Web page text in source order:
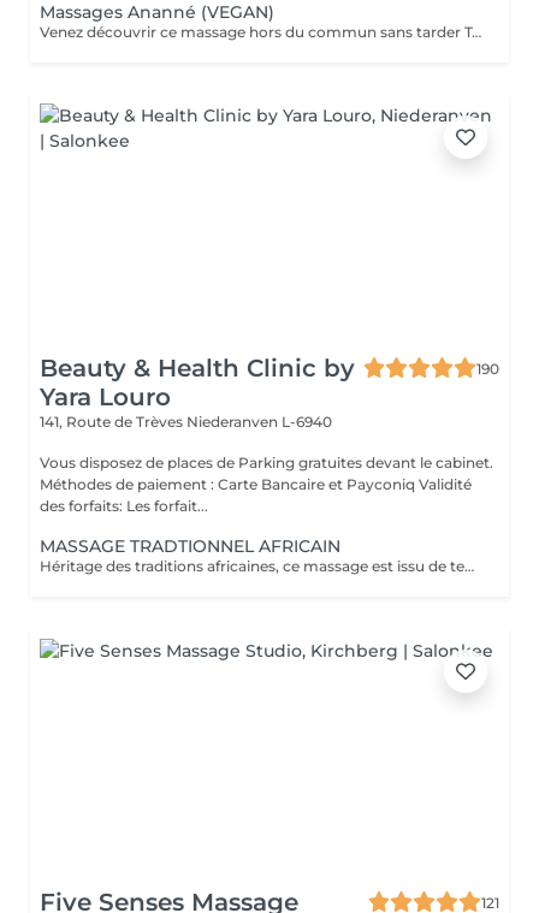
Massages Ananné (VEGAN)
Venez découvrir ce massage hors du commun sans tarder Tout d'abord nous utilisons une huile végétale et pure puis nous massons l'ensemble du corps en alternant brosses et pierres. Relaxation assurée ! Le corps est détendu et tonifié.
Beauty & Health Clinic by
Yara Louro
190
141, Route de Trèves Niederanven L-6940
Vous disposez de places de Parking gratuites devant le cabinet.
Méthodes de paiement : Carte Bancaire et Payconiq Validité
des forfaits: Les forfait...
MASSAGE TRADTIONNEL AFRICAIN
Héritage des traditions africaines, ce massage est issu de techniques ancestrales transmises de mère en fille au fil des générations. Pratiqué comme un rituel de bien-être, il associe gestes profonds et rythmiques pour libérer les tensions, stimuler la circulation et rétablir l'harmonie entre le corps et l'esprit. Il procure une relaxation intense et une sensation de vitalité durable.
Five Senses Massage 121